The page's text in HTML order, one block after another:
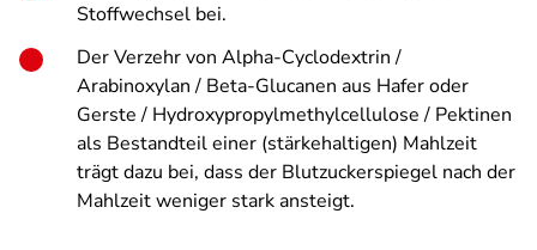
Stoffwechsel bei.
Der Verzehr von Alpha-Cyclodextrin /
Arabinoxylan / Beta-Glucanen aus Hafer oder
Gerste / Hydroxypropylmethylcellulose / Pektinen
als Bestandteil einer (stärkehaltigen) Mahlzeit
trägt dazu bei, dass der Blutzuckerspiegel nach der
Mahlzeit weniger stark ansteigt.